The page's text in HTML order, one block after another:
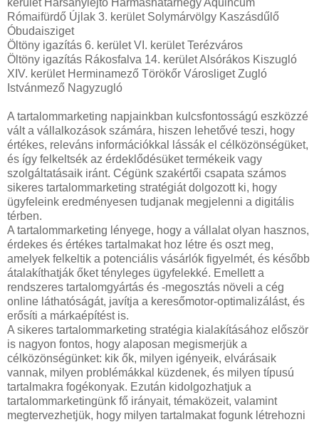
Rómaifürdő Újlak 3. kerület Solymárvölgy Kaszásdűlő
Óbudaisziget
Öltöny igazítás 6. kerület VI. kerület Terézváros
Öltöny igazítás Rákosfalva 14. kerület Alsórákos Kiszugló
XIV. kerület Herminamező Törökőr Városliget Zugló
Istvánmező Nagyzugló
A tartalommarketing napjainkban kulcsfontosságú eszközzé
vált a vállalkozások számára, hiszen lehetővé teszi, hogy
értékes, releváns információkkal lássák el célközönségüket,
és így felkeltsék az érdeklődésüket termékeik vagy
szolgáltatásaik iránt. Cégünk szakértői csapata számos
sikeres tartalommarketing stratégiát dolgozott ki, hogy
ügyfeleink eredményesen tudjanak megjelenni a digitális
térben.
A tartalommarketing lényege, hogy a vállalat olyan hasznos,
érdekes és értékes tartalmakat hoz létre és oszt meg,
amelyek felkeltik a potenciális vásárlók figyelmét, és később
átalakíthatják őket tényleges ügyfelekké. Emellett a
rendszeres tartalomgyártás és -megosztás növeli a cég
online láthatóságát, javítja a keresőmotor-optimalizálást, és
erősíti a márkaépítést is.
A sikeres tartalommarketing stratégia kialakításához először
is nagyon fontos, hogy alaposan megismerjük a
célközönségünket: kik ők, milyen igényeik, elvárásaik
vannak, milyen problémákkal küzdenek, és milyen típusú
tartalmakra fogékonyak. Ezután kidolgozhatjuk a
tartalommarketingünk fő irányait, témaközeit, valamint
megtervezhetjük, hogy milyen tartalmakat fogunk létrehozni